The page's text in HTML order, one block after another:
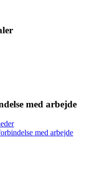
med arbejde
med arbejde